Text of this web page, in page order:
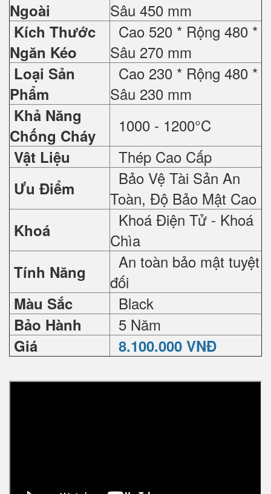
Ngoài
Sâu 450 mm
Kích Thước
Ngăn Kéo
Cao 520 * Rộng 480 *
Sâu 270 mm
Loại Sản
Phẩm
Cao 230 * Rộng 480 *
Sâu 230 mm
Khả Năng
Chống Cháy
1000 - 1200°C
Vật Liệu Thép Cao Cấp
Ưu Điểm
Bảo Vệ Tài Sản An
Toàn, Độ Bảo Mật Cao
Khoá
Khoá Điện Tử - Khoá
Chìa
Tính Năng
An toàn bảo mật tuyệt
đối
Màu Sắc Black
Bảo Hành 5 Năm
Giá 8.100.000 VNĐ